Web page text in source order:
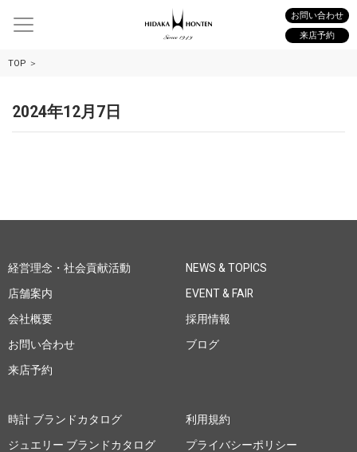
お問い合わせ
来店予約
TOP
2024年12月7日
経営理念・社会貢献活動
店舗案内
会社概要
お問い合わせ
来店予約
NEWS & TOPICS
EVENT & FAIR
採用情報
ブログ
時計 ブランドカタログ
ジュエリー ブランドカタログ
利用規約
プライバシーポリシー